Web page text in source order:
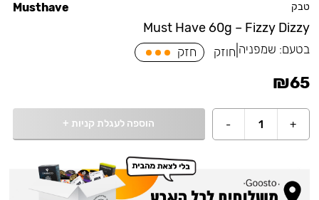
טבק
Must Have 60g – Fizzy Dizzy
Musthave
בטעם: שמפניה חוזק חזק
₪65
+
1
- הוספה לעגלת קניות +